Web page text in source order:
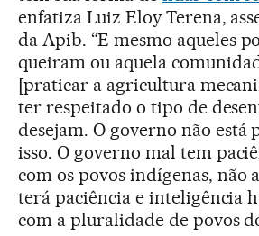
enfatiza Luiz Eloy Terena,
da Apib. “E mesmo aqueles
queiram ou aquela
[praticar a agricultura
ter respeitado o tipo de
desejam. O governo não está
isso. O governo mal tem
com os povos indígenas, não
terá paciência e inteligência
com a pluralidade de povos